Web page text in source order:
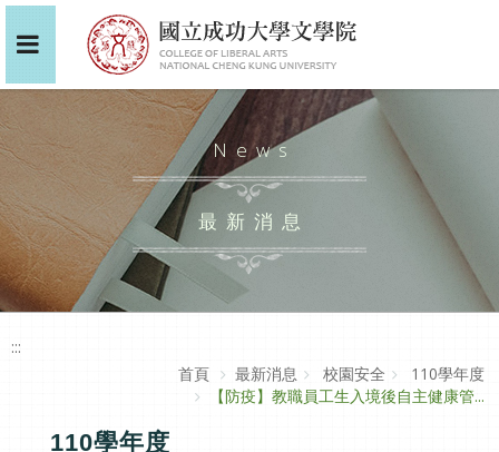
News
最新消息
:::
首頁
最新消息 校園安全
110學年度
【防疫】教職員工生入境後自主健康管...
110學年度